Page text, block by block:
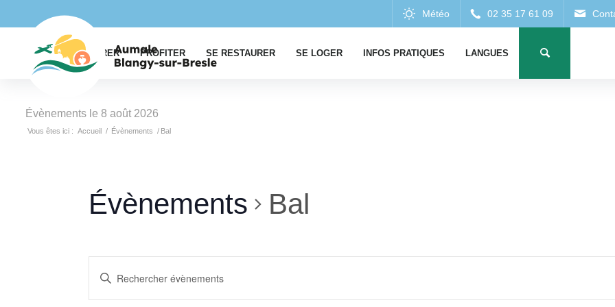
EXPLORER PROFITER SE RESTAURER SE LOGER INFOS PRATIQUES LANGUES
Évènements le 8 août 2026
Vous êtes ici : Accueil / Évènements / Bal
Évènements Bal
et
Saisir